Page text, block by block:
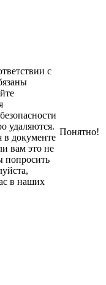
с
удаляются.
в документе
вам это не
попросить
в наших
Понятно!